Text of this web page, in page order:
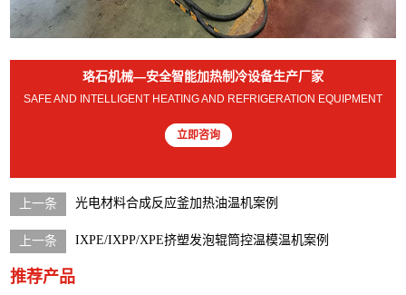
珞石机械—安全智能加热制冷设备生产厂家
SAFE AND INTELLIGENT HEATING AND REFRIGERATION EQUIPMENT
立即咨询
光电材料合成反应釜加热油温机案例
IXPE/IXPP/XPE挤塑发泡辊筒控温模温机案例
推荐产品